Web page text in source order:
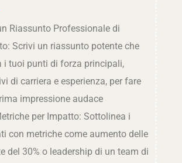
Riassunto Professionale di
Scrivi un riassunto potente che
i tuoi punti di forza principali,
di carriera e esperienza, per fare
impressione audace
per Impatto: Sottolinea i
con metriche come aumento delle
del 30% o leadership di un team di